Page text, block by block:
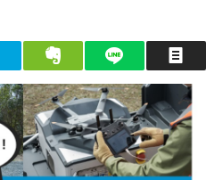
はてブ クリップ LINEで送る